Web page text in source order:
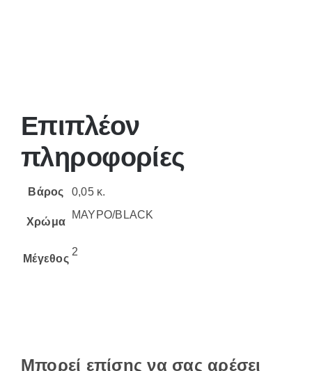
Επιπλέον
πληροφορίες
Βάρος 0,05 κ.
Χρώμα
ΜΑΥΡΟ/BLACK
Μέγεθος
2
Μπορεί επίσης να σας αρέσει